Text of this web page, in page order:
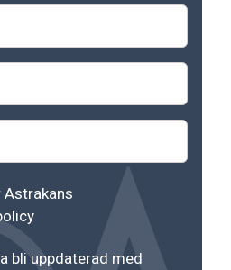
Astrakans
bli uppdaterad med